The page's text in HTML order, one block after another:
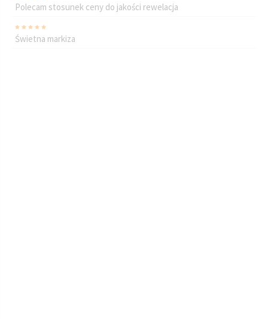
Polecam stosunek ceny do jakości rewelacja
Świetna markiza